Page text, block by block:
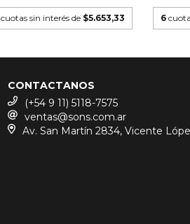
cuotas sin interés de $5.653,33 6
CONTACTANOS
(+54 9 11) 5118-7575
ventas@sons.com.ar
Av. San Martín 2834, Vicente